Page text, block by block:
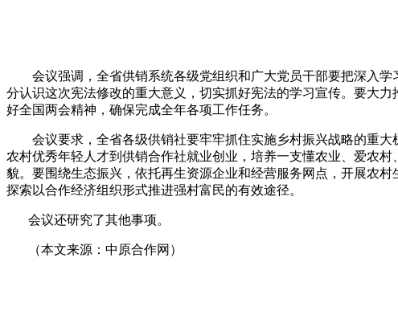
会议强调，全省供销系统各级党组织和广大党员干部要把深入
分认识这次宪法修改的重大意义，切实抓好宪法的学习宣传。要大
好全国两会精神，确保完成全年各项工作任务。
会议要求，全省各级供销社要牢牢抓住实施乡村振兴战略的重大
农村优秀年轻人才到供销合作社就业创业，培养一支懂农业、爱农
貌。要围绕生态振兴，依托再生资源企业和经营服务网点，开展农
探索以合作经济组织形式推进强村富民的有效途径。
会议还研究了其他事项。
（本文来源：中原合作网）